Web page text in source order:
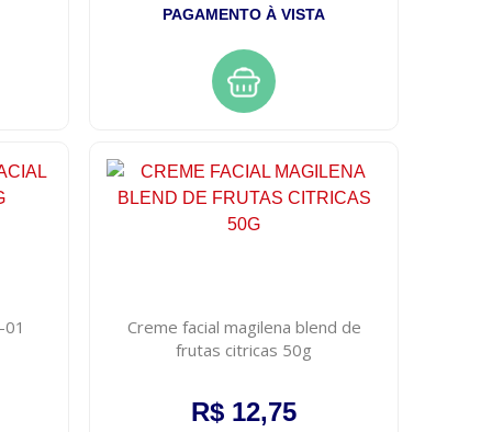
PAGAMENTO À VISTA
Creme facial magilena blend de
frutas citricas 50g
R$ 12,75